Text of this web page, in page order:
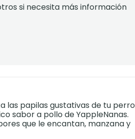
si necesita más información
las papilas gustativas de tu perro
sabor a pollo de YappleNanas.
que le encantan, manzana y